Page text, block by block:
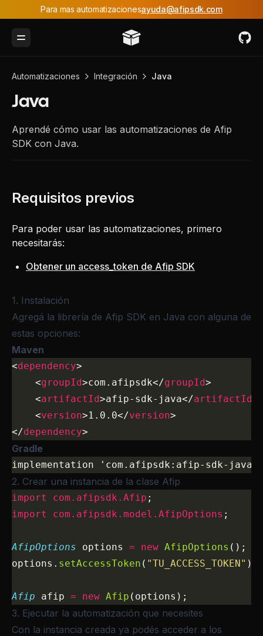
Para mas automatizacionesayuda@afipsdk.com
Toggle Menu
Automatizaciones Integración Java
Java
Aprendé cómo usar las automatizaciones de Afip
SDK con Java.
Para poder usar las automatizaciones, primero
necesitarás:
Obtener un access_token de Afip SDK
1. Instalación
Agregá la librería de Afip SDK en Java con alguna de
estas opciones:
Maven
<dependency>
    <
groupId>com.afipsdk</groupId>
    <
artifactId>afip-sdk-java</artifactId
    <
version>1.0.0</version>
</dependency>
Gradle
implementation 'com.afipsdk:afip-sdk-
2. Crear una instancia de la clase Afip
import com.afipsdk.Afip ;
import
com.afipsdk.model.AfipOptions ;
AfipOptions options = new AfipOptions ();
options. setAccessToken ( "TU_ACCESS_TOKEN" );
Afip afip = new Afip (options);
3. Ejecutar la automatización que necesites
Con la instancia creada ya podés acceder a los